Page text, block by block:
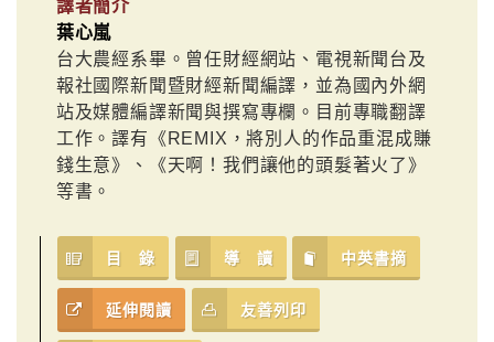
譯者簡介
葉心嵐
台大農經系畢。曾任財經網站、電視新聞台及
報社國際新聞暨財經新聞編譯，並為國內外網
站及媒體編譯新聞與撰寫專欄。目前專職翻譯
工作。譯有《REMIX，將別人的作品重混成賺
錢生意》、《天啊！我們讓他的頭髮著火了》
等書。
目 錄 導 讀 中英書摘
延伸閱讀 友善列印